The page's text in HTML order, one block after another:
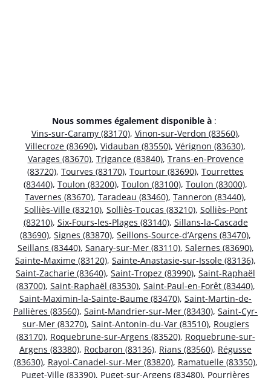
Nous sommes également disponible à :
Vins-sur-Caramy (83170), Vinon-sur-Verdon (83560),
Villecroze (83690), Vidauban (83550), Vérignon (83630),
Varages (83670), Trigance (83840), Trans-en-Provence
(83720), Tourves (83170), Tourtour (83690), Tourrettes
(83440), Toulon (83200), Toulon (83100), Toulon (83000),
Tavernes (83670), Taradeau (83460), Tanneron (83440),
Solliès-Ville (83210), Solliès-Toucas (83210), Solliès-Pont
(83210), Six-Fours-les-Plages (83140), Sillans-la-Cascade
(83690), Signes (83870), Seillons-Source-d’Argens (83470),
Seillans (83440), Sanary-sur-Mer (83110), Salernes (83690),
Sainte-Maxime (83120), Sainte-Anastasie-sur-Issole (83136),
Saint-Zacharie (83640), Saint-Tropez (83990), Saint-Raphaël
(83700), Saint-Raphaël (83530), Saint-Paul-en-Forêt (83440),
Saint-Maximin-la-Sainte-Baume (83470), Saint-Martin-de-
Pallières (83560), Saint-Mandrier-sur-Mer (83430), Saint-Cyr-
sur-Mer (83270), Saint-Antonin-du-Var (83510), Rougiers
(83170), Roquebrune-sur-Argens (83520), Roquebrune-sur-
Argens (83380), Rocbaron (83136), Rians (83560), Régusse
(83630), Rayol-Canadel-sur-Mer (83820), Ramatuelle (83350),
Puget-Ville (83390), Puget-sur-Argens (83480), Pourrières